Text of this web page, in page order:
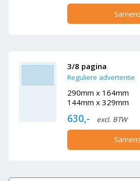
3/8 pagina
Reguliere advertentie
290mm x 164mm
144mm x 329mm
630,- excl. BTW